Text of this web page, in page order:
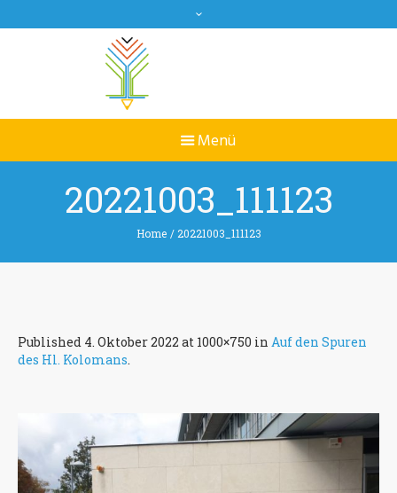
20221003_111123
Home / 20221003_111123
Published 4. Oktober 2022 at 1000×750 in Auf den Spuren
des Hl. Kolomans.